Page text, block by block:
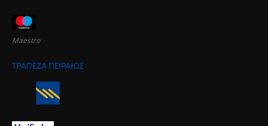
Maestro